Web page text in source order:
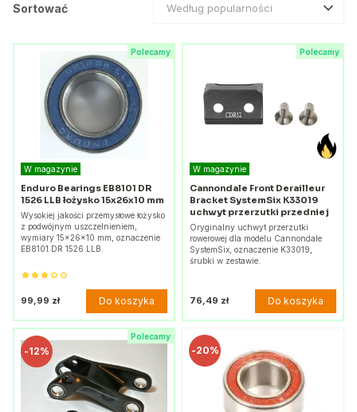
Sortować Według popularności
Polecamy
W magazynie
Enduro Bearings EB8101 DR
1526 LLB łożysko 15x26x10 mm
Wysokiej jakości przemysłowe łożysko
z podwójnym uszczelnieniem,
wymiary 15x26x10 mm, oznaczenie
EB8101 DR 1526 LLB.
99,99 zł Do koszyka
Polecamy
W magazynie
Cannondale Front Derailleur
Bracket SystemSix K33019
uchwyt przerzutki przedniej
Oryginalny uchwyt przerzutki
rowerowej dla modelu Cannondale
SystemSix, oznaczenie K33019,
śrubki w zestawie.
76,49 zł Do koszyka
Polecamy
-12% -20%